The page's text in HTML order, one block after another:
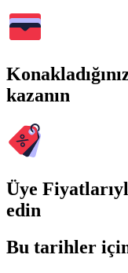
kazanın
Üye
edin
Bu tarihler